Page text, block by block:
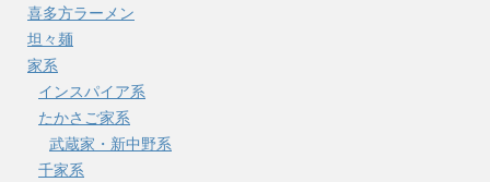
喜多方ラーメン
坦々麺
家系
インスパイア系
たかさご家系
武蔵家・新中野系
千家系